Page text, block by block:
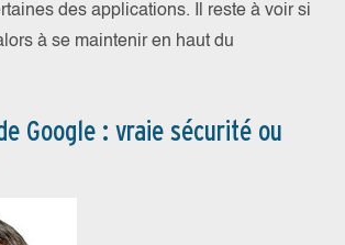
des applications. Il reste à voir si
à se maintenir en haut du
Google : vraie sécurité ou